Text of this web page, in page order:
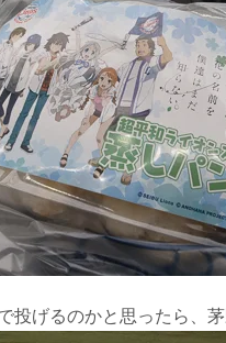
投げるのかと思ったら、